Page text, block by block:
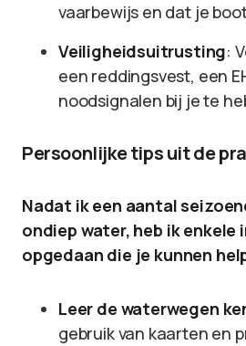
vaarbewijs en dat je
Veiligheidsuitrusting:
een reddingsvest, een
noodsignalen bij je te
Persoonlijke tips uit de
Nadat ik een aantal
ondiep water, heb ik enkele
opgedaan die je kunnen
Leer de waterwegen
gebruik van kaarten en